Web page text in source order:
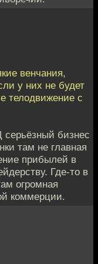
венчания,
у них не будет
телодвижение с
бизнес
там не главная
прибылей в
Где-то в
огромная
коммерции.